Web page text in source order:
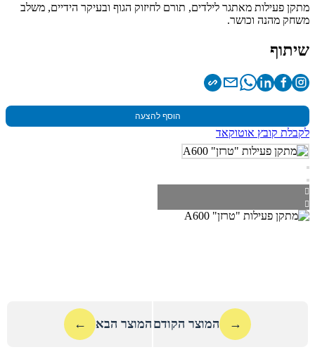
מתקן פעילות מאתגר לילדים, תורם לחיזוק הגוף ובעיקר הידיים, משלב
משחק מהנה וכושר.
שיתוף
הוסף להצעה
לקבלת קובץ אוטוקאד
→ המוצר הקודם המוצר הבא ←